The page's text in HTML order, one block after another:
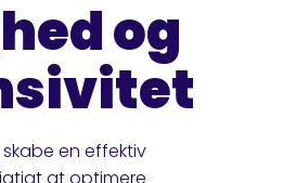
og
en effektiv
at optimere